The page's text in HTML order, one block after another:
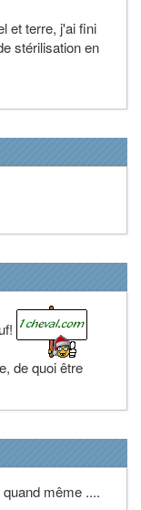
et terre, j'ai fini
stérilisation en
de quoi être
même ....